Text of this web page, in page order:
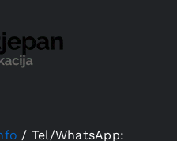
/ Tel/WhatsApp: